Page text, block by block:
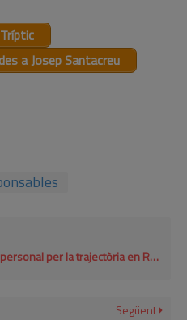
Tríptic
a Josep Santacreu
per la trajectòria en RSE 2021
Següent